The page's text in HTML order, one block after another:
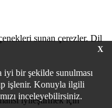
X
bir şekilde sunulması
işlenir. Konuyla ilgili
inceleyebilirsiniz.
sunan çerezler. Dil
iyileştirmek için